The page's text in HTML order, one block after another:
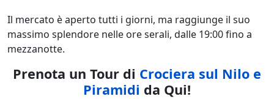
Il mercato è aperto tutti i giorni, ma raggiunge il suo
massimo splendore nelle ore serali, dalle 19:00 fino a
mezzanotte.
Prenota un Tour di Crociera sul Nilo e
Piramidi da Qui!